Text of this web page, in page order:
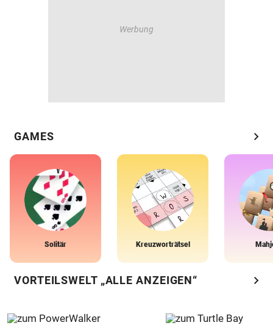
GAMES chevron_right
Solitär Kreuzworträtsel
VORTEILSWELT „ALLE ANZEIGEN“ chevron_right